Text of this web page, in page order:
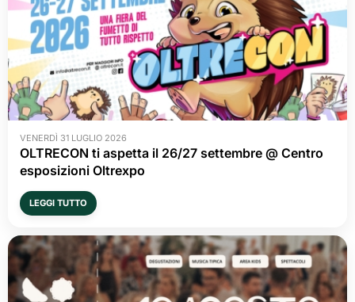
VENERDÌ 31 LUGLIO 2026
OLTRECON ti aspetta il 26/27 settembre @ Centro
esposizioni Oltrexpo
LEGGI TUTTO